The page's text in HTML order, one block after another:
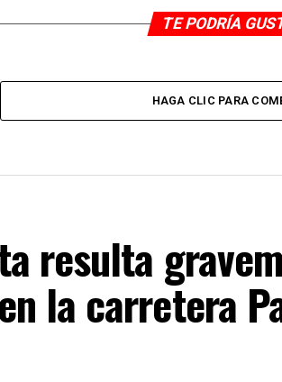
TE PODRÍA
HAGA CLIC PARA
resulta
la carretera